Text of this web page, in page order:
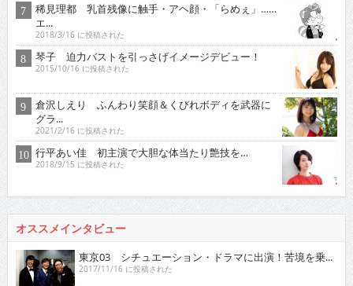
稀見理都 乳首残像に触手・アヘ顔・「らめぇ」……
エ...
2018/3/16 に投稿された
琴子 迫力バストを引っさげイメージデビュー！
2015/10/16 に投稿された
倉沢しえり ふんわり笑顔＆くびれボディを武器に
グラ...
2021/2/16 に投稿された
行平あい佳 初主演で大胆な体当たり艶技を…
2018/9/15 に投稿された
オススメインタビュー
東京03 シチュエーション・ドラマに出演！苦境を乗...
2017/11/16 に投稿された